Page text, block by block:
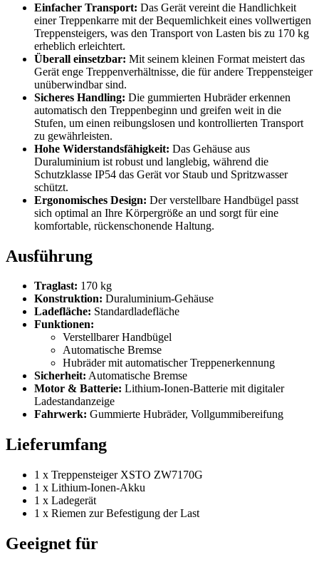
Einfacher Transport: Das Gerät vereint die Handlichkeit
einer Treppenkarre mit der Bequemlichkeit eines vollwertigen
Treppensteigers, was den Transport von Lasten bis zu 170 kg
erheblich erleichtert.
Überall einsetzbar: Mit seinem kleinen Format meistert das
Gerät enge Treppenverhältnisse, die für andere Treppensteiger
unüberwindbar sind.
Sicheres Handling: Die gummierten Hubräder erkennen
automatisch den Treppenbeginn und greifen weit in die
Stufen, um einen reibungslosen und kontrollierten Transport
zu gewährleisten.
Hohe Widerstandsfähigkeit: Das Gehäuse aus
Duraluminium ist robust und langlebig, während die
Schutzklasse IP54 das Gerät vor Staub und Spritzwasser
schützt.
Ergonomisches Design: Der verstellbare Handbügel passt
sich optimal an Ihre Körpergröße an und sorgt für eine
komfortable, rückenschonende Haltung.
Ausführung
Traglast: 170 kg
Konstruktion: Duraluminium-Gehäuse
Ladefläche: Standardladefläche
Funktionen:
Verstellbarer Handbügel
Automatische Bremse
Hubräder mit automatischer Treppenerkennung
Sicherheit: Automatische Bremse
Motor & Batterie: Lithium-Ionen-Batterie mit digitaler
Ladestandanzeige
Fahrwerk: Gummierte Hubräder, Vollgummibereifung
Lieferumfang
1 x Treppensteiger XSTO ZW7170G
1 x Lithium-Ionen-Akku
1 x Ladegerät
1 x Riemen zur Befestigung der Last
Geeignet für